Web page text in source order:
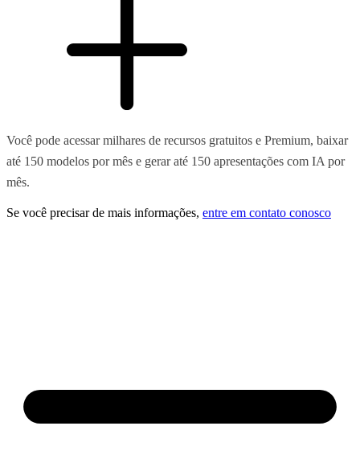
Você pode acessar milhares de recursos gratuitos e Premium, baixar
até 150 modelos por mês e gerar até 150 apresentações com IA por
mês.
Se você precisar de mais informações, entre em contato conosco